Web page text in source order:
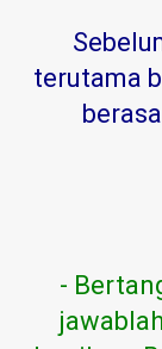
terutama
-